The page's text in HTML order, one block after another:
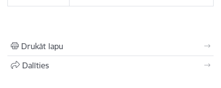
Drukāt lapu
Dalīties